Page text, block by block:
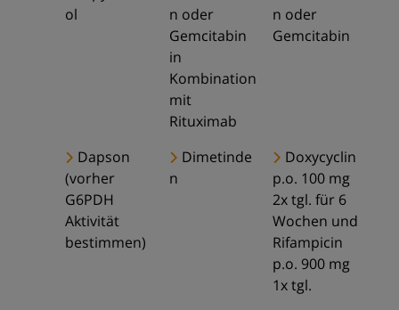
ol
n oder
Gemcitabin
in
Kombination
mit
Rituximab
n oder
Gemcitabin
Dapson
(vorher
G6PDH
Aktivität
bestimmen)
Dimetinde
n
Doxycyclin
p.o. 100 mg
2x tgl. für 6
Wochen und
Rifampicin
p.o. 900 mg
1x tgl.